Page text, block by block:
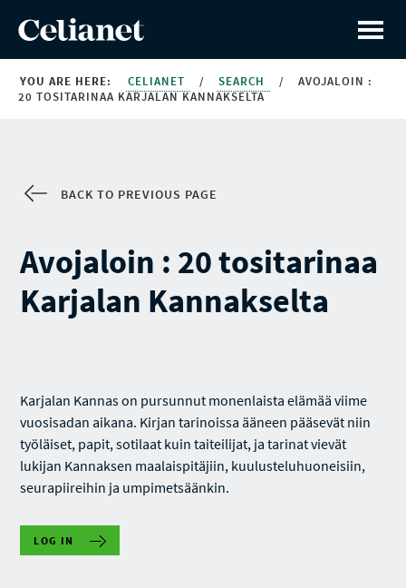
YOU ARE HERE: CELIANET / SEARCH /
AVOJALOIN :
20 TOSITARINAA KARJALAN KANNAKSELTA
BACK TO PREVIOUS PAGE
Avojaloin : 20 tositarinaa
Karjalan Kannakselta
Karjalan Kannas on pursunnut monenlaista elämää viime
vuosisadan aikana. Kirjan tarinoissa ääneen pääsevät niin
työläiset, papit, sotilaat kuin taiteilijat, ja tarinat vievät
lukijan Kannaksen maalaispitäjiin, kuulusteluhuoneisiin,
seurapiireihin ja umpimetsäänkin.
LOG IN